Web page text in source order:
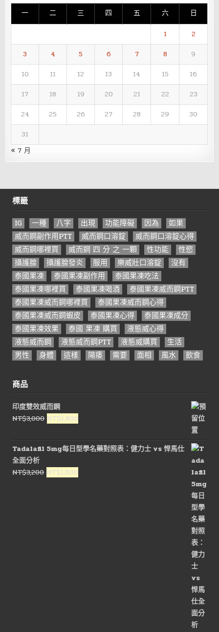
一 二 三 四 五 六 日
1
2
3
4 5 6 7 8
9
10
11 12 13 14 15
16
17
18 19 20 21 22
23
24
25 26 27 28 29
30
31
« 7 月
標籤
IG 一種 八字 出現 功能障礙 因為
如果
威而鋼副作用PTT
威而鋼口溶錠
威而鋼口溶錠心得
威而鋼哪裡買
威而鋼 四 分 之 一顆 性功能
性慾
攝護腺
攝護腺發炎 服用 樂威壯口溶錠
沒有
泰國果凍
泰國果凍副作用
泰國果凍吃法
泰國果凍哪裡買
泰國果凍喝酒
泰國果凍威而鋼PTT
泰國果凍威而鋼哪裡買
泰國果凍威而鋼心得
泰國果凍威而鋼蝦皮
泰國果凍心得
泰國果凍成分
泰國果凍效果
泰國 果凍 購買
液態威心得
液態威而鋼
液態威而鋼PTT 液態威購買
生活
男性
身體 這樣 陽痿 需要 面相 風水 飲食
商品
印度雙效威而鋼
NT$3,000 原
價
格：
NT$3,000。
NT$1,800
價
格：
NT$1,800。
Tadalafil 5mg每日型學名藥對照表：健力士 vs 悍馬仕
全面分析
NT$3,200 原
NT$1,600